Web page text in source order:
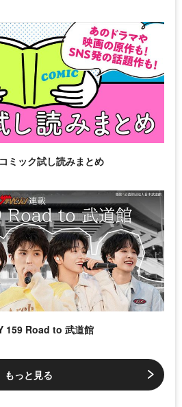
コミック試し読みまとめ
159 Road to 武道館
もっと見る